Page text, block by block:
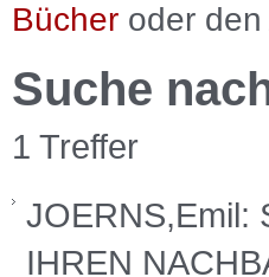
Bücher oder
Suche
1 Treffer
JOERNS,Emil:
IHREN